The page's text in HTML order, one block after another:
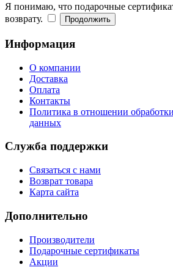
Я понимаю, что подарочные
возврату.
Информация
О компании
Доставка
Оплата
Контакты
Политика в отношении
данных
Служба поддержки
Связаться с нами
Возврат товара
Карта сайта
Дополнительно
Производители
Подарочные сертификаты
Акции